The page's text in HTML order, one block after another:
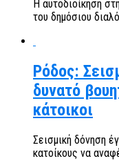
Η αυτοδιοίκηση
του δημόσιου
Ρόδος:
δυνατό
κάτοικοι
Σεισμική δόνηση
κατοίκους να